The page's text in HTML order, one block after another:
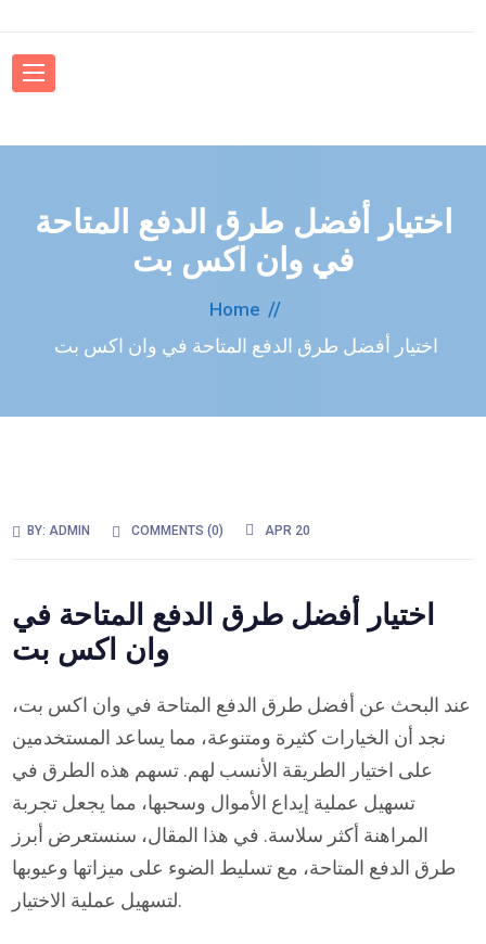
اختيار أفضل طرق الدفع المتاحة
في وان اكس بت
Home
اختيار أفضل طرق الدفع المتاحة في وان اكس بت
BY:ADMIN COMMENTS (0) APR 20
اختيار أفضل طرق الدفع المتاحة في
وان اكس بت
عند البحث عن أفضل طرق الدفع المتاحة في وان اكس بت،
نجد أن الخيارات كثيرة ومتنوعة، مما يساعد المستخدمين
على اختيار الطريقة الأنسب لهم. تسهم هذه الطرق في
تسهيل عملية إيداع الأموال وسحبها، مما يجعل تجربة
المراهنة أكثر سلاسة. في هذا المقال، سنستعرض أبرز
طرق الدفع المتاحة، مع تسليط الضوء على ميزاتها وعيوبها
لتسهيل عملية الاختيار.